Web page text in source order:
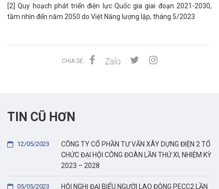
[2] Quy hoạch phát triển điện lực Quốc gia giai đoạn 2021-2030,
tầm nhìn đến năm 2050 do Việt Năng lượng lập, tháng 5/2023
CHIA SẺ:
TIN CŨ HƠN
CÔNG TY CỔ PHẦN TƯ VẤN XÂY DỰNG ĐIỆN 2 TỔ
CHỨC ĐẠI HỘI CÔNG ĐOÀN LẦN THỨ XI, NHIỆM KỲ
2023 – 2028
12/05/2023
HỘI NGHỊ ĐẠI BIỂU NGƯỜI LAO ĐỘNG PECC2 LẦN
05/05/2023